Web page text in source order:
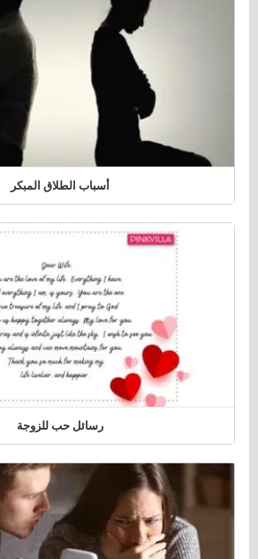
أسباب الطلاق المبكر
رسائل حب للزوجة